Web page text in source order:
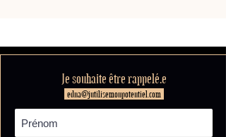
Je souhaite être rappelé.e
edna@jutilisemonpotentiel.com